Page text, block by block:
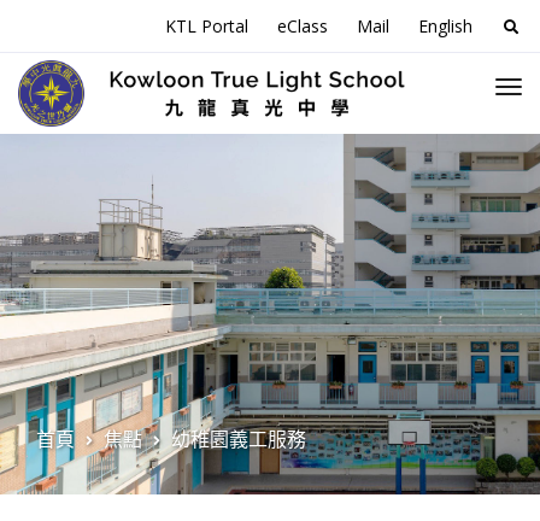
KTL Portal eClass Mail English
搜
尋
關
於
首頁 焦點 幼稚園義工服務